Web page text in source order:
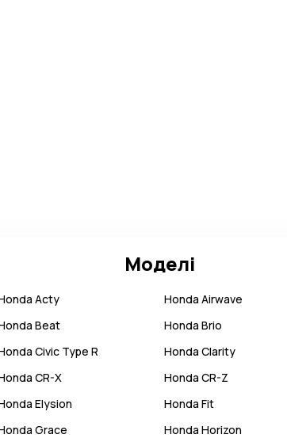
Моделі
Acty Honda Airwave
Beat Honda Brio
Civic Type R Honda Clarity
CR-X Honda CR-Z
Elysion Honda Fit
Grace Honda Horizon